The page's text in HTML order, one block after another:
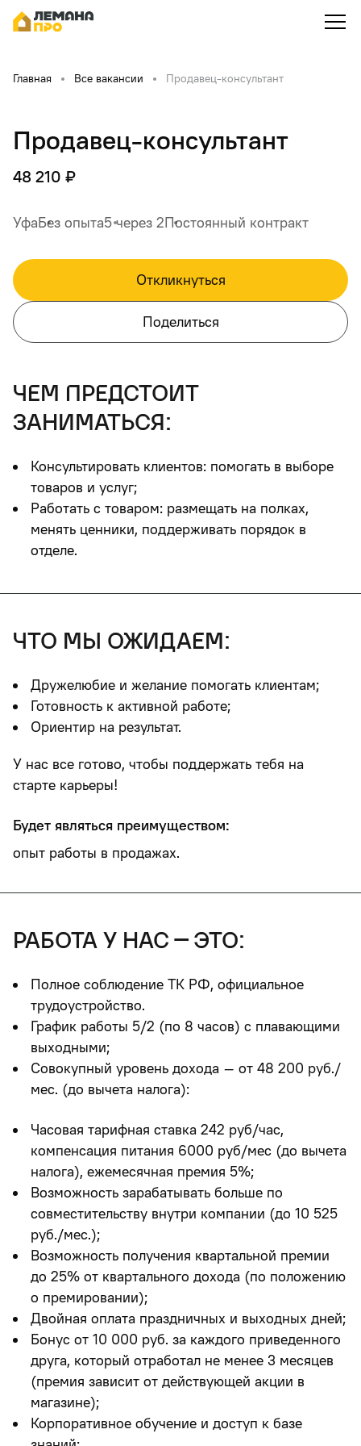
Главная Все вакансии Продавец-консультант
Продавец-консультант
48 210 ₽
УфаБез опыта5 через 2Постоянный контракт
Откликнуться
Поделиться
чем предстоит
заниматься:
Консультировать клиентов: помогать в выборе
товаров и услуг;
Работать с товаром: размещать на полках,
менять ценники, поддерживать порядок в
отделе.
что мы ожидаем:
Дружелюбие и желание помогать клиентам;
Готовность к активной работе;
Ориентир на результат.
У нас все готово, чтобы поддержать тебя на
старте карьеры!
Будет являться преимуществом:
опыт работы в продажах.
работа у нас – это:
Полное соблюдение ТК РФ, официальное
трудоустройство.
График работы 5/2 (по 8 часов) с плавающими
выходными;
Совокупный уровень дохода – от 48 200 руб./
мес. (до вычета налога):
Часовая тарифная ставка 242 руб/час,
компенсация питания 6000 руб/мес (до вычета
налога), ежемесячная премия 5%;
Возможность зарабатывать больше по
совместительству внутри компании (до 10 525
руб./мес.);
Возможность получения квартальной премии
до 25% от квартального дохода (по положению
о премировании);
Двойная оплата праздничных и выходных дней;
Бонус от 10 000 руб. за каждого приведенного
друга, который отработал не менее 3 месяцев
(премия зависит от действующей акции в
магазине);
Корпоративное обучение и доступ к базе